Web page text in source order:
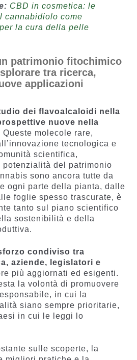
CBD in cosmetica: le
cannabidiolo come
la cura della pelle
patrimonio fitochimico
tra ricerca,
applicazioni
dei flavoalcaloidi nella
nuove nella
Queste molecole rare,
tecnologica e
scientifica,
potenzialità del patrimonio
sono ancora tutte da
ogni parte della pianta, dalle
foglie spesso trascurate, è
tanto sul piano scientifico
sostenibilità e della
condiviso tra
aziende, legislatori e
più aggiornati ed esigenti.
la volontà di promuovere
in cui la
siano sempre prioritarie,
in cui le leggi lo
sulle scoperte, la